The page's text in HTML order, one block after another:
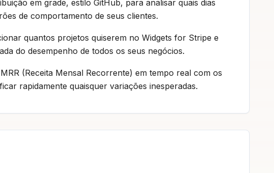
em grade, estilo GitHub, para analisar quais dias
de comportamento de seus clientes.
quantos projetos quiserem no Widgets for Stripe e
do desempenho de todos os seus negócios.
(Receita Mensal Recorrente) em tempo real com os
rapidamente quaisquer variações inesperadas.